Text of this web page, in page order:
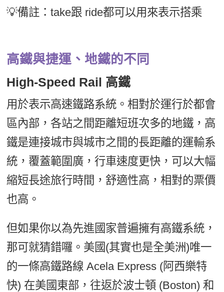
💡備註：take跟 ride都可以用來表示搭乘
高鐵與捷運、地鐵的不同
High-Speed Rail 高鐵
用於表示高速鐵路系統。相對於運行於都會
區內部，各站之間距離短班次多的地鐵，高
鐵是連接城市與城市之間的長距離的運輸系
統，覆蓋範圍廣，行車速度更快，可以大幅
縮短長途旅行時間，舒適性高，相對的票價
也高。
但如果你以為先進國家普遍擁有高鐵系統，
那可就猜錯囉。美國(其實也是全美洲)唯一
的一條高鐵路線 Acela Express (阿西樂特
快) 在美國東部，往返於波士頓 (Boston) 和